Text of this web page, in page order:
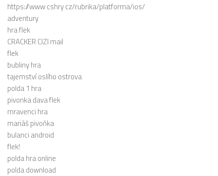
https://www cshry cz/rubrika/platforma/ios/
adventury
hra flek
CRACKER CIZI mail
flek
bubliny hra
tajemství oslího ostrova
polda 1 hra
pivonka dava flek
mravenci hra
mariáš pivoňka
bulanci android
flek!
polda hra online
polda download